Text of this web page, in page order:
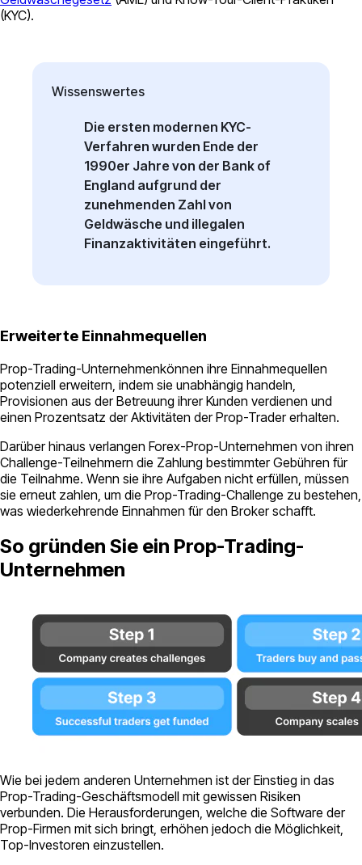
(KYC).
Die ersten modernen KYC-
Verfahren wurden Ende der
1990er Jahre von der Bank of
England aufgrund der
zunehmenden Zahl von
Geldwäsche und illegalen
Finanzaktivitäten eingeführt.
Wissenswertes
Erweiterte Einnahmequellen
Prop-Trading-Unternehmenkönnen ihre Einnahmequellen
potenziell erweitern, indem sie unabhängig handeln,
Provisionen aus der Betreuung ihrer Kunden verdienen und
einen Prozentsatz der Aktivitäten der Prop-Trader erhalten.
Darüber hinaus verlangen Forex-Prop-Unternehmen von ihren
Challenge-Teilnehmern die Zahlung bestimmter Gebühren für
die Teilnahme. Wenn sie ihre Aufgaben nicht erfüllen, müssen
sie erneut zahlen, um die Prop-Trading-Challenge zu bestehen,
was wiederkehrende Einnahmen für den Broker schafft.
So gründen Sie ein Prop-Trading-
Unternehmen
Wie bei jedem anderen Unternehmen ist der Einstieg in das
Prop-Trading-Geschäftsmodell mit gewissen Risiken
verbunden. Die Herausforderungen, welche die Software der
Prop-Firmen mit sich bringt, erhöhen jedoch die Möglichkeit,
Top-Investoren einzustellen.